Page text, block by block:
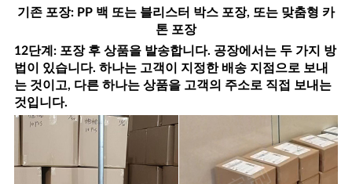
기존 포장: PP 백 또는 블리스터 박스 포장, 또는 맞춤형 카
톤 포장
12단계: 포장 후 상품을 발송합니다. 공장에서는 두 가지 방
법이 있습니다. 하나는 고객이 지정한 배송 지점으로 보내
는 것이고, 다른 하나는 상품을 고객의 주소로 직접 보내는
것입니다.